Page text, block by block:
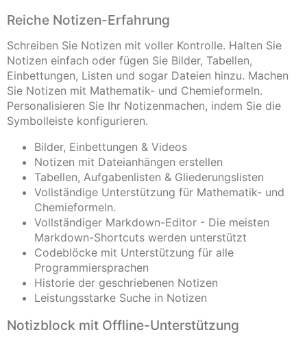
Reiche Notizen-Erfahrung
Schreiben Sie Notizen mit voller Kontrolle. Halten Sie
Notizen einfach oder fügen Sie Bilder, Tabellen,
Einbettungen, Listen und sogar Dateien hinzu. Machen
Sie Notizen mit Mathematik- und Chemieformeln.
Personalisieren Sie Ihr Notizenmachen, indem Sie die
Symbolleiste konfigurieren.
Bilder, Einbettungen & Videos
Notizen mit Dateianhängen erstellen
Tabellen, Aufgabenlisten & Gliederungslisten
Vollständige Unterstützung für Mathematik- und
Chemieformeln.
Vollständiger Markdown-Editor - Die meisten
Markdown-Shortcuts werden unterstützt
Codeblöcke mit Unterstützung für alle
Programmiersprachen
Historie der geschriebenen Notizen
Leistungsstarke Suche in Notizen
Notizblock mit Offline-Unterstützung